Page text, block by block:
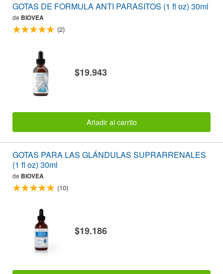
GOTAS DE FORMULA ANTI PARASITOS (1 fl oz) 30ml
de BIOVEA
(2)
$19.943
Añadir al carrito
GOTAS PARA LAS GLÁNDULAS SUPRARRENALES
(1 fl oz) 30ml
de BIOVEA
(10)
$19.186